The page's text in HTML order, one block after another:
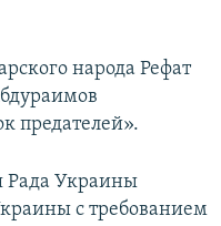
народа Рефат
предателей».
Рада Украины
с требованием